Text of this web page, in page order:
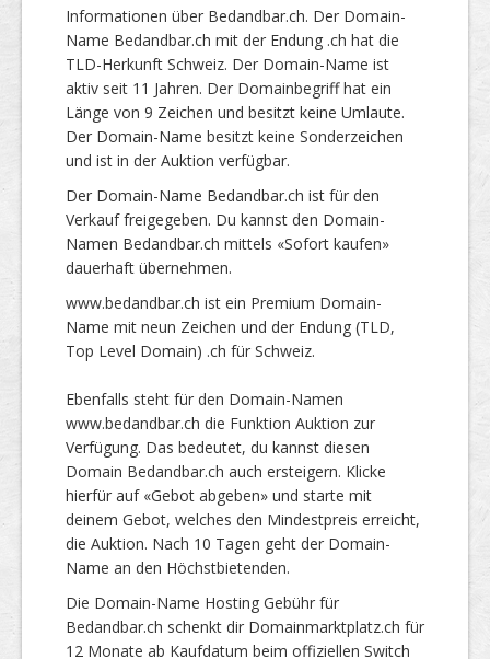
Informationen über Bedandbar.ch. Der Domain-
Name Bedandbar.ch mit der Endung .ch hat die
TLD-Herkunft Schweiz. Der Domain-Name ist
aktiv seit 11 Jahren. Der Domainbegriff hat ein
Länge von 9 Zeichen und besitzt keine Umlaute.
Der Domain-Name besitzt keine Sonderzeichen
und ist in der Auktion verfügbar.
Der Domain-Name Bedandbar.ch ist für den
Verkauf freigegeben. Du kannst den Domain-
Namen Bedandbar.ch mittels «Sofort kaufen»
dauerhaft übernehmen.
www.bedandbar.ch ist ein Premium Domain-
Name mit neun Zeichen und der Endung (TLD,
Top Level Domain) .ch für Schweiz.
Ebenfalls steht für den Domain-Namen
www.bedandbar.ch die Funktion Auktion zur
Verfügung. Das bedeutet, du kannst diesen
Domain Bedandbar.ch auch ersteigern. Klicke
hierfür auf «Gebot abgeben» und starte mit
deinem Gebot, welches den Mindestpreis erreicht,
die Auktion. Nach 10 Tagen geht der Domain-
Name an den Höchstbietenden.
Die Domain-Name Hosting Gebühr für
Bedandbar.ch schenkt dir Domainmarktplatz.ch für
12 Monate ab Kaufdatum beim offiziellen Switch